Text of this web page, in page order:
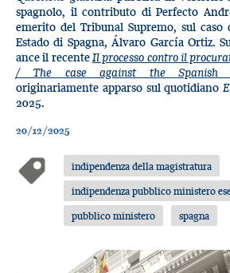
spagnolo, il contributo di Perfecto
emerito del Tribunal Supremo, sul caso
Estado di Spagna, Álvaro García Ortiz.
ance il recenteIl processo contro il
/ The case against the Spanish
originariamente apparso sul quotidiano
2025.
20/12/2025
indipendenza della magistratura
indipendenza pubblico ministero
pubblico ministero
spagna